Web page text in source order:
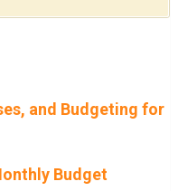
and Budgeting for
Budget